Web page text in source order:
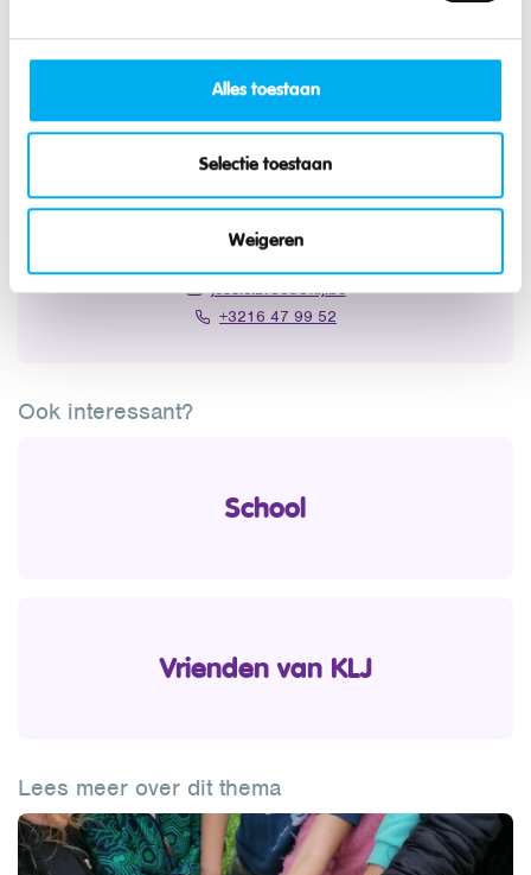
Alles toestaan
Selectie toestaan
Weigeren
Jessie Broos
Teamverantwoordelijke Leuven & kwaliteitscoördinator
jessie.broos@klj.be
+3216 47 99 52
Ook interessant?
School
Vrienden van KLJ
Lees meer over dit thema